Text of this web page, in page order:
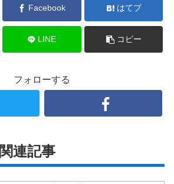
Facebook はてブ
LINE コピー
フォローする
連記事